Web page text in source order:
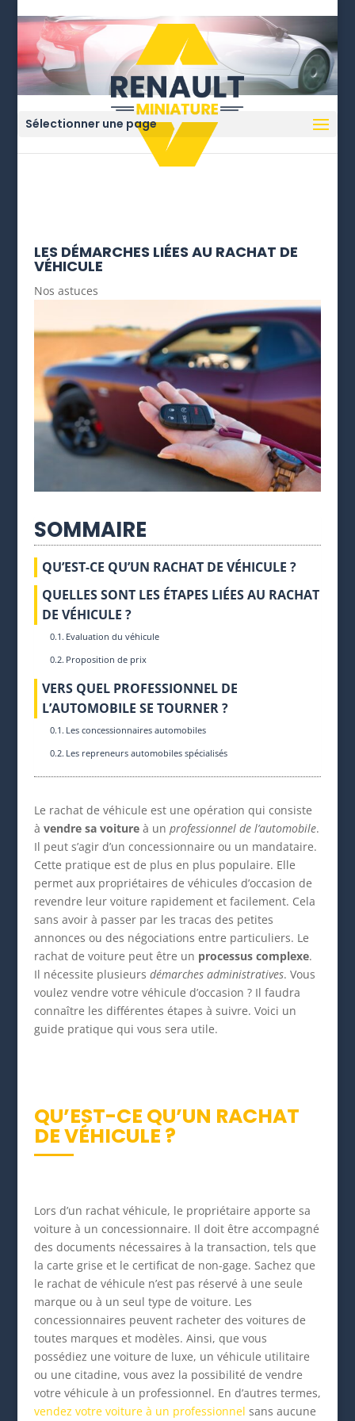
Sélectionner une page
LES DÉMARCHES LIÉES AU RACHAT DE
VÉHICULE
Nos astuces
SOMMAIRE
QU’EST-CE QU’UN RACHAT DE VÉHICULE ?
QUELLES SONT LES ÉTAPES LIÉES AU RACHAT
DE VÉHICULE ?
Evaluation du véhicule
Proposition de prix
VERS QUEL PROFESSIONNEL DE
L’AUTOMOBILE SE TOURNER ?
Les concessionnaires automobiles
Les repreneurs automobiles spécialisés
Le rachat de véhicule est une opération qui consiste
à vendre sa voitureà un professionnel de l’automobile.
Il peut s’agir d’un concessionnaire ou un mandataire.
Cette pratique est de plus en plus populaire. Elle
permet aux propriétaires de véhicules d’occasion de
revendre leur voiture rapidement et facilement. Cela
sans avoir à passer par les tracas des petites
annonces ou des négociations entre particuliers. Le
rachat de voiture peut être un processus complexe.
Il nécessite plusieurs démarches administratives. Vous
voulez vendre votre véhicule d’occasion ? Il faudra
connaître les différentes étapes à suivre. Voici un
guide pratique qui vous sera utile.
QU’EST-CE QU’UN RACHAT
DE VÉHICULE ?
Lors d’un rachat véhicule, le propriétaire apporte sa
voiture à un concessionnaire. Il doit être accompagné
des documents nécessaires à la transaction, tels que
la carte grise et le certificat de non-gage. Sachez que
le rachat de véhicule n’est pas réservé à une seule
marque ou à un seul type de voiture. Les
concessionnaires peuvent racheter des voitures de
toutes marques et modèles. Ainsi, que vous
possédiez une voiture de luxe, un véhicule utilitaire
ou une citadine, vous avez la possibilité de vendre
votre véhicule à un professionnel. En d’autres termes,
vendez votre voiture à un professionnel sans aucune